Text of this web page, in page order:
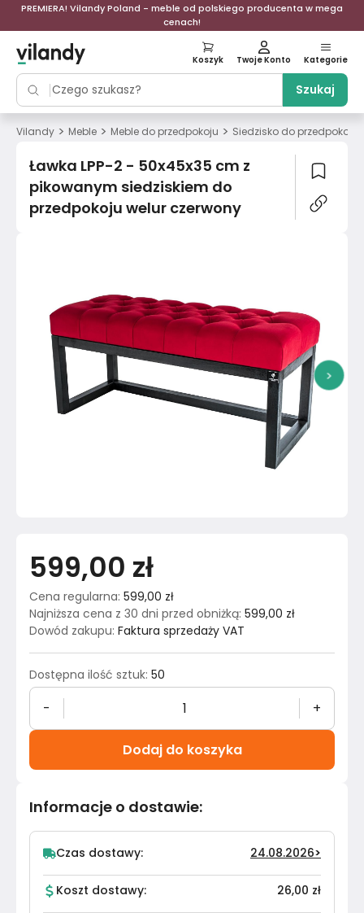
PREMIERA! Vilandy Poland - meble od polskiego producenta w mega
cenach!
Szukaj
Koszyk Twoje Konto Kategorie
Vilandy > Meble > Meble do przedpokoju > Siedzisko do przedpokoju
Ławka LPP-2 - 50x45x35 cm z
pikowanym siedziskiem do
przedpokoju welur czerwony
>
599,00 zł
Cena regularna: 599,00 zł
Najniższa cena z 30 dni przed obniżką: 599,00 zł
Dowód zakupu: Faktura sprzedaży VAT
Dostępna ilość sztuk: 50
- +
Dodaj do koszyka
Informacje o dostawie:
Czas dostawy: 24.08.2026>
Koszt dostawy: 26,00 zł